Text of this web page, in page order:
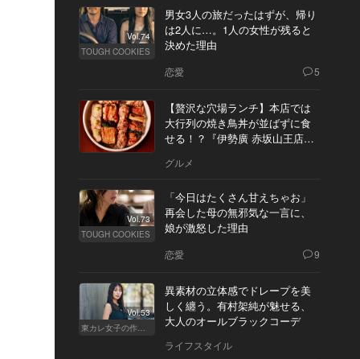
Vol.74
TOUGH COOKIES
男女3人の旅だったはずが、帰り
は2人に…。1人の女性が残ると
決めた理由
恋愛 5
【贅沢な穴場ランチ】本店では
大行列の焼き鳥丼が並ばずに食
せる！？『伊勢廣 赤坂山王店』
グルメ
Vol.73
TOUGH COOKIES
「今日はたくさん甘えちゃお」
再会した母の無邪気な一言に、
娘が激怒した理由
恋愛 9
Vol.53
東カレ女子の作り方
異素材の立体感でドレープを美
しく纏う。有村架純が魅せる、
大人のオールブラックコーデ
ライフスタイル